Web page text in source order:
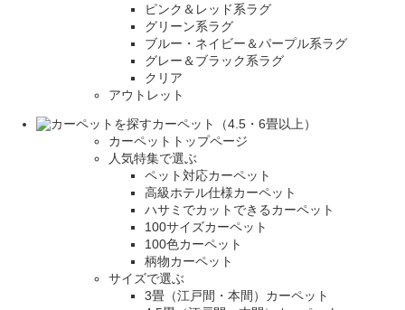
ピンク＆レッド系ラグ
グリーン系ラグ
ブルー・ネイビー＆パープル系ラグ
グレー＆ブラック系ラグ
クリア
アウトレット
カーペット（4.5・6畳以上）
カーペットトップページ
人気特集で選ぶ
ペット対応カーペット
高級ホテル仕様カーペット
ハサミでカットできるカーペット
100サイズカーペット
100色カーペット
柄物カーペット
サイズで選ぶ
3畳（江戸間・本間）カーペット